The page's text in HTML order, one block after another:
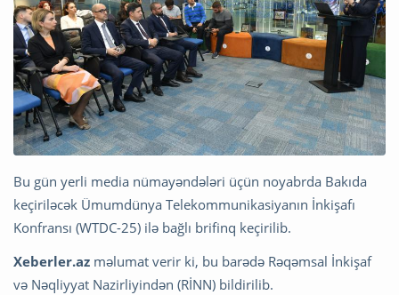
Bu gün yerli media nümayəndələri üçün noyabrda Bakıda
keçiriləcək Ümumdünya Telekommunikasiyanın İnkişafı
Konfransı (WTDC-25) ilə bağlı brifinq keçirilib.
Xeberler.az məlumat verir ki, bu barədə Rəqəmsal İnkişaf
və Nəqliyyat Nazirliyindən (RİNN) bildirilib.